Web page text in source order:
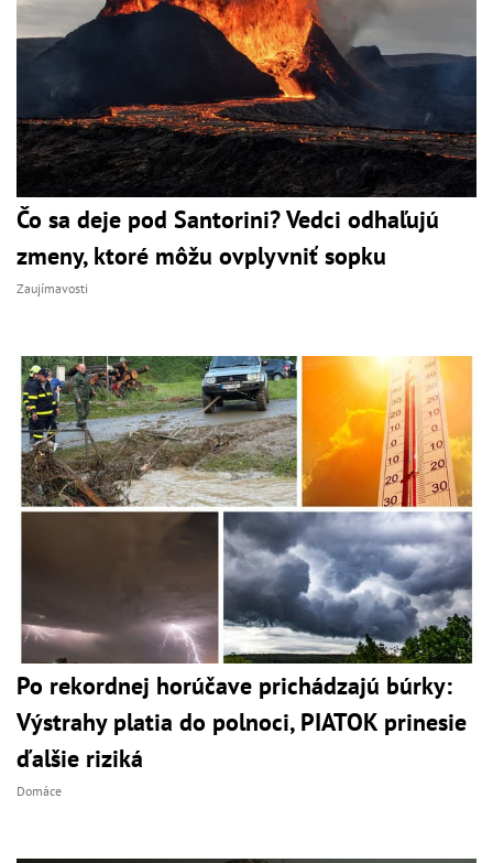
Čo sa deje pod Santorini? Vedci odhaľujú
zmeny, ktoré môžu ovplyvniť sopku
Zaujímavosti
Po rekordnej horúčave prichádzajú búrky:
Výstrahy platia do polnoci, PIATOK prinesie
ďalšie riziká
Domáce